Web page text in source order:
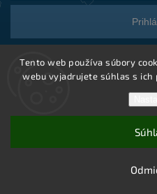
Tento web používa súbory
webu vyjadrujete súhlas s